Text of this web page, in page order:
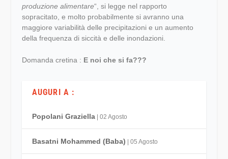
produzione alimentare“, si legge nel rapporto
sopracitato, e molto probabilmente si avranno una
maggiore variabilità delle precipitazioni e un aumento
della frequenza di siccità e delle inondazioni.
Domanda cretina : E noi che si fa???
AUGURI A :
Popolani Graziella| 02 Agosto
Basatni Mohammed (Baba) | 05 Agosto